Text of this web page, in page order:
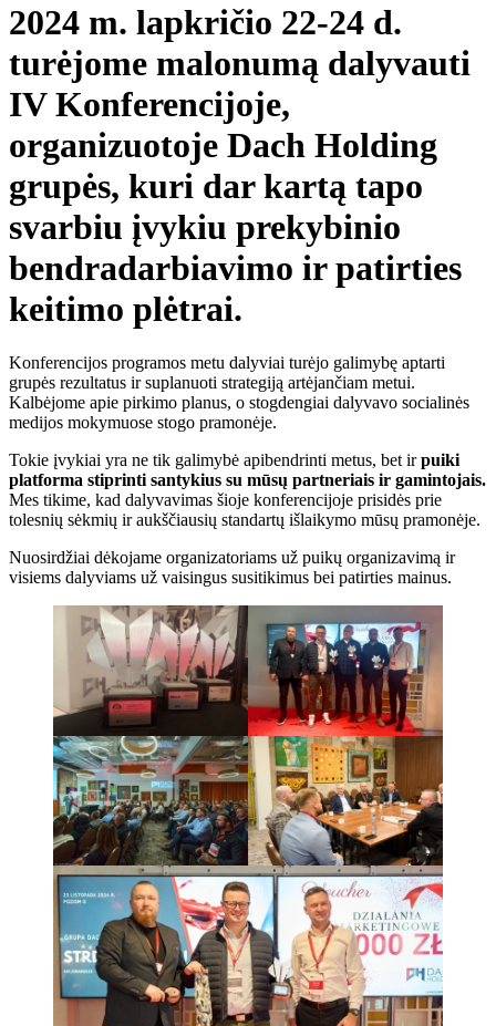
2024 m. lapkričio 22-24 d.
turėjome malonumą dalyvauti
IV Konferencijoje,
organizuotoje Dach Holding
grupės, kuri dar kartą tapo
svarbiu įvykiu prekybinio
bendradarbiavimo ir patirties
keitimo plėtrai.
Konferencijos programos metu dalyviai turėjo galimybę aptarti
grupės rezultatus ir suplanuoti strategiją artėjančiam metui.
Kalbėjome apie pirkimo planus, o stogdengiai dalyvavo socialinės
medijos mokymuose stogo pramonėje.
Tokie įvykiai yra ne tik galimybė apibendrinti metus, bet irpuiki
platforma stiprinti santykius su mūsų partneriais ir gamintojais.
Mes tikime, kad dalyvavimas šioje konferencijoje prisidės prie
tolesnių sėkmių ir aukščiausių standartų išlaikymo mūsų pramonėje.
Nuosirdžiai dėkojame organizatoriams už puikų organizavimą ir
visiems dalyviams už vaisingus susitikimus bei patirties mainus.